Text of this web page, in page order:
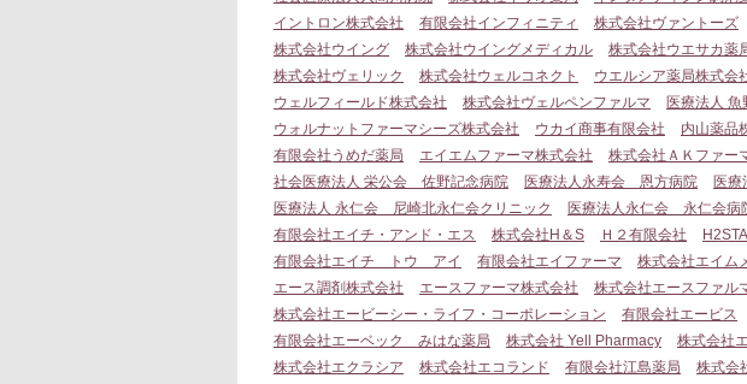
イントロン株式会社
有限会社インフィニティ 株式会社ヴァントーズ
株式会社ウイング
株式会社ウイングメディカル 株式会社ウエサカ薬
株式会社ヴェリック
株式会社ウェルコネクト ウエルシア薬局株式会
ウェルフィールド株式会社
株式会社ヴェルペンファルマ
医療法人
ウォルナットファーマシーズ株式会社
ウカイ商事有限会社 内山薬品
有限会社うめだ薬局
エイエムファーマ株式会社 株式会社ＡＫファー
社会医療法人 栄公会 佐野記念病院
医療法人永寿会 恩方病院
医
医療法人 永仁会 尼崎北永仁会クリニック
医療法人永仁会 永仁会病
有限会社エイチ・アンド・エス
株式会社H＆S Ｈ２有限会社
有限会社エイチ トウ アイ
有限会社エイファーマ 株式会社エイム
エース調剤株式会社
エースファーマ株式会社 株式会社エースファル
株式会社エービーシー・ライフ・コーポレーション
有限会社エービス
有限会社エーベック みはな薬局
株式会社 Yell Pharmacy 株式会社
株式会社エクラシア
株式会社エコランド 有限会社江島薬局 株式会